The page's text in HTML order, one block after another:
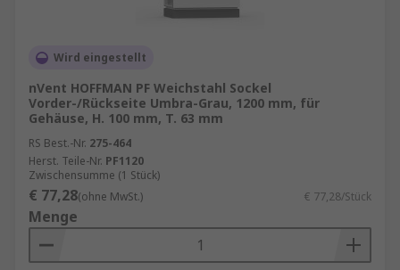
Wird eingestellt
nVent HOFFMAN PF Weichstahl Sockel
Vorder-/Rückseite Umbra-Grau, 1200 mm, für
Gehäuse, H. 100 mm, T. 63 mm
RS Best.-Nr. 275-464
Herst. Teile-Nr. PF1120
Zwischensumme (1 Stück)
€ 77,28(ohne MwSt.) € 77,28/Stück
Menge